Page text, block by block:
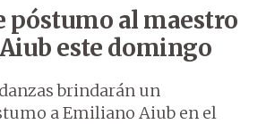
póstumo al maestro
este domingo
brindarán un
a Emiliano Aiub en el